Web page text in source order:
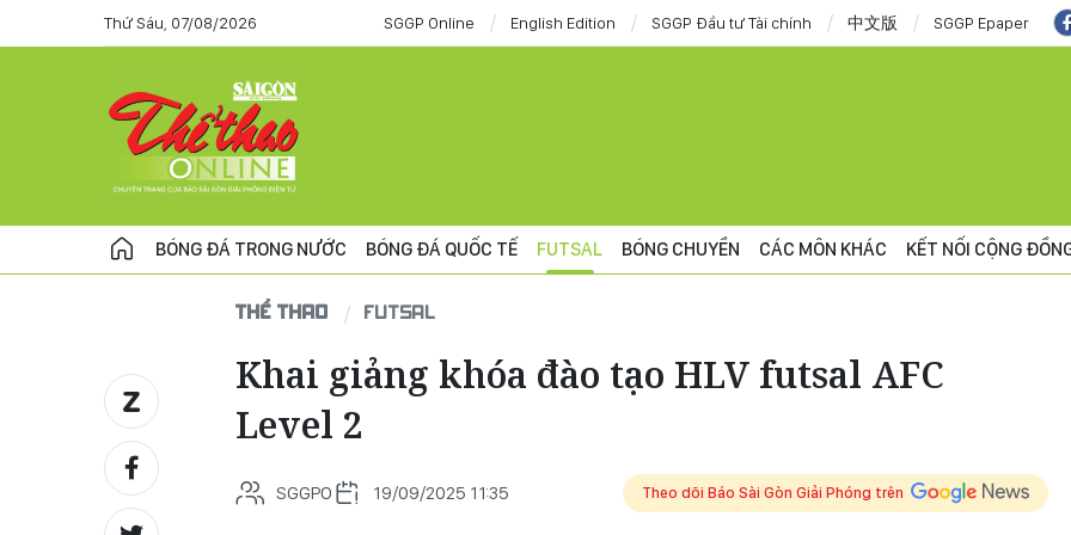
Thứ Sáu, 07/08/2026 SGGP Online English Edition SGGP Đầu tư Tài chính 中文版 SGGP Epaper
BÓNG ĐÁ TRONG NƯỚC BÓNG ĐÁ QUỐC TẾ FUTSAL BÓNG CHUYỀN CÁC MÔN KHÁC KẾT NỐI CỘNG
THỂ THAO FUTSAL
Khai giảng khóa đào tạo HLV futsal AFC
Level 2
SGGPO 19/09/2025 11:35 Theo dõi Báo Sài Gòn Giải Phóng trên